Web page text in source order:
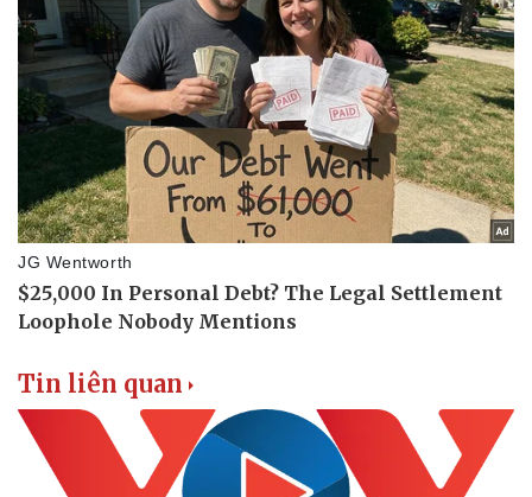
Doanh nghiệp
Công nghệ
Tin liên quan